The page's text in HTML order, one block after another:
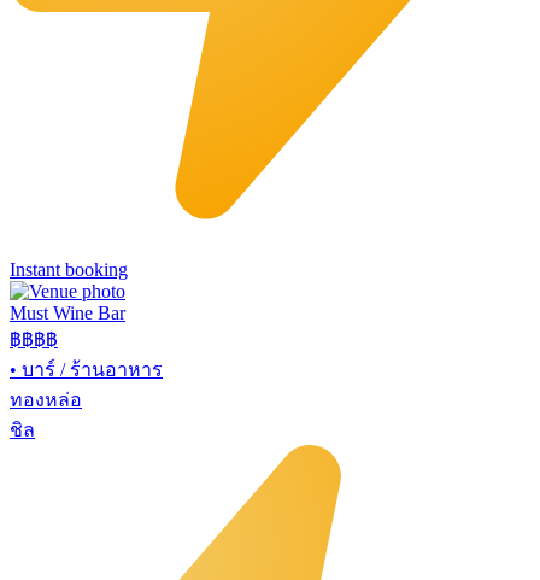
Instant booking
Must Wine Bar
฿฿฿฿
• บาร์ / ร้านอาหาร
ทองหล่อ
ชิล